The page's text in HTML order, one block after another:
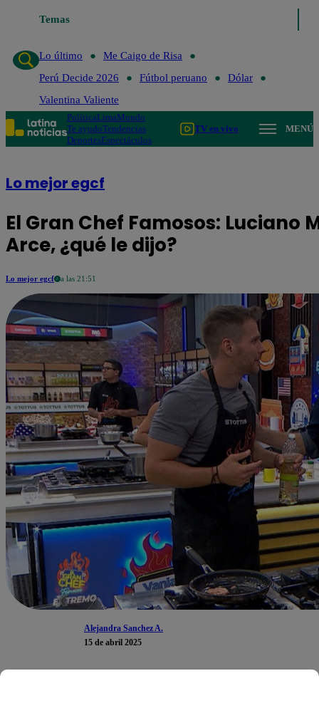
Temas
Lo último
Me Caigo de Risa
Perú Decide 2026
Fútbol peruano
Dólar
Valentina Valiente
PolíticaLimaMundo
Te ayudoTendencias
DeportesEspectáculos
TV en vivo MENÚ
Lo mejor egcf
El Gran Chef Famosos: Luciano
Arce, ¿qué le dijo?
Lo mejor egcf a las 21:51
Alejandra Sanchez A.
15 de abril 2025